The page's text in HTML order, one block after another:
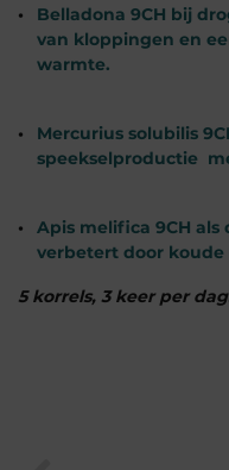
Belladona 9CH bij
van kloppingen en
warmte.
Mercurius solubilis
speekselproductie
Apis melifica 9CH
verbetert door
5 korrels, 3 keer per